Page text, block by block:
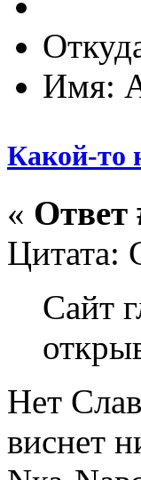
Имя:
Какой-то
« Ответ
Цитата:
Сайт
Нет
виснет